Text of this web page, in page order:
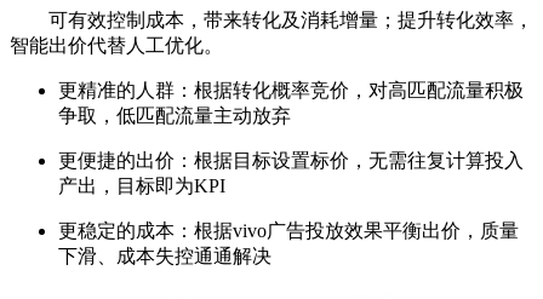
可有效控制成本，带来转化及消耗增量；提升转化效率，
智能出价代替人工优化。
更精准的人群：根据转化概率竞价，对高匹配流量积极
争取，低匹配流量主动放弃
更便捷的出价：根据目标设置标价，无需往复计算投入
产出，目标即为KPI
更稳定的成本：根据vivo广告投放效果平衡出价，质量
下滑、成本失控通通解决